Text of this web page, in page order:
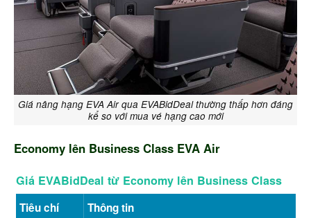
Giá nâng hạng EVA Air qua EVABidDeal thường thấp hơn đáng
kể so với mua vé hạng cao mới
Economy lên Business Class EVA Air
Giá EVABidDeal từ Economy lên Business Class
Tiêu chí
Thông tin